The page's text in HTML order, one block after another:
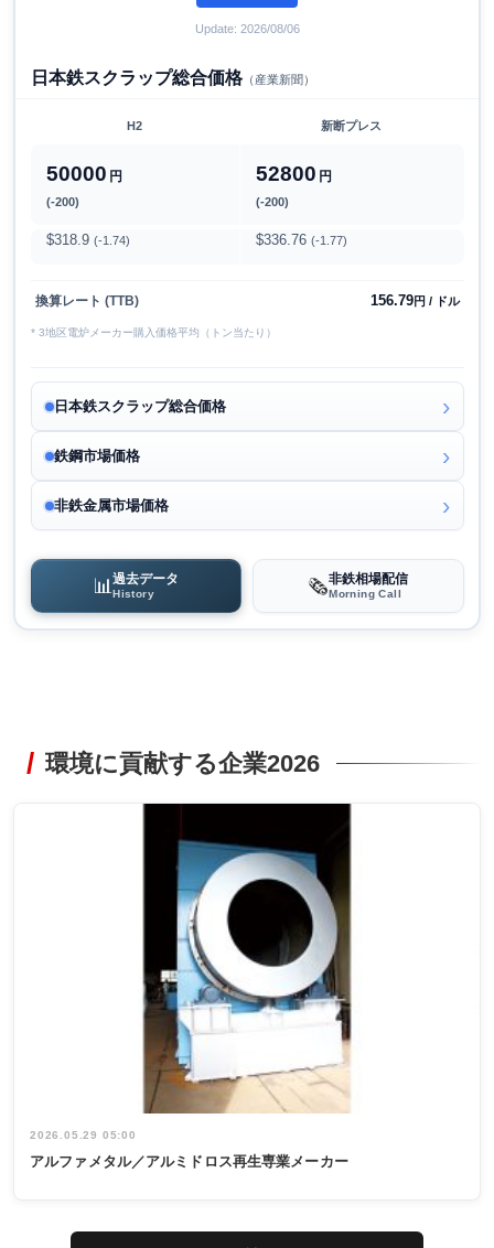
Update: 2026/08/06
日本鉄スクラップ総合価格（産業新聞）
H2 新断プレス
50000 円
(-200)
52800 円
(-200)
$318.9 (-1.74) $336.76 (-1.77)
換算レート (TTB) 156.79円 / ドル
* 3地区電炉メーカー購入価格平均（トン当たり）
日本鉄スクラップ総合価格
鉄鋼市場価格
非鉄金属市場価格
📊過去データ
History 🗞️非鉄相場配信
Morning Call
環境に貢献する企業2026
2026.05.29 05:00
アルファメタル／アルミドロス再生専業メーカー